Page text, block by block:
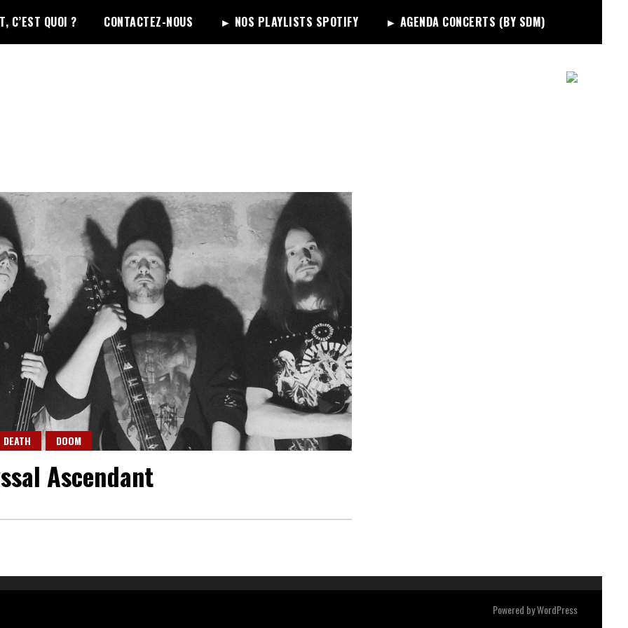
C’EST QUOI ? CONTACTEZ-NOUS ► NOS PLAYLISTS SPOTIFY ► AGENDA CONCERTS (BY SDM)
DEATH DOOM
Ascendant
Powered byWordPress